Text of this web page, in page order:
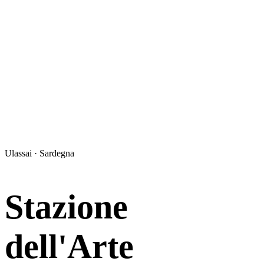
Ulassai · Sardegna
Stazione
dell'Arte